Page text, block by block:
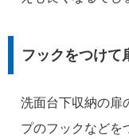
フックをつけて
洗面台下収納の扉
プのフックなどを